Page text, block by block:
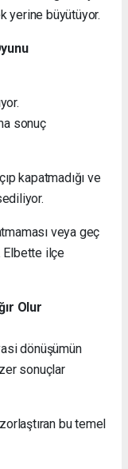
yerine büyütüyor.
sonuç
kapatmadığı ve
veya geç
Elbette ilçe
Olur
dönüşümün
sonuçlar
bu temel